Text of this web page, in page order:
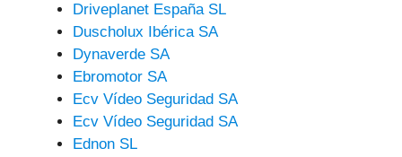
Driveplanet España SL
Duscholux Ibérica SA
Dynaverde SA
Ebromotor SA
Ecv Vídeo Seguridad SA
Ecv Vídeo Seguridad SA
Ednon SL